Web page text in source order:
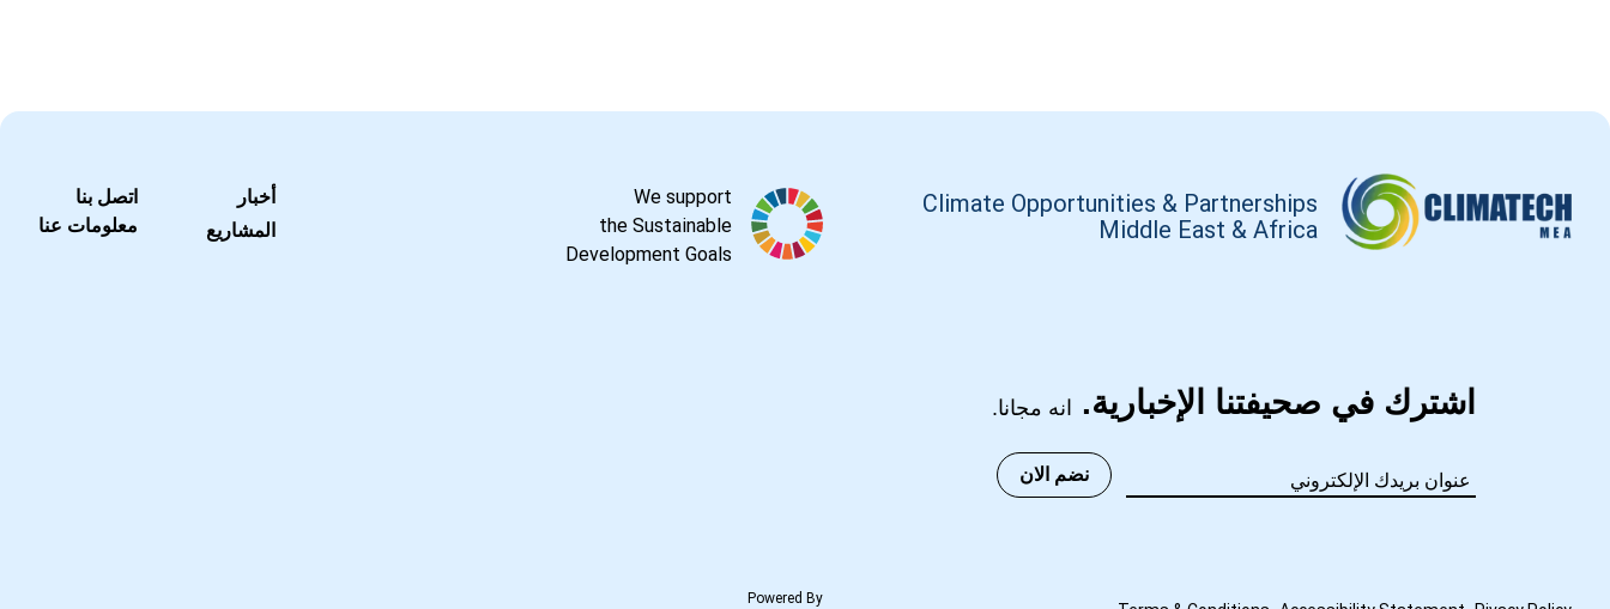
Climate Opportunities & Partnerships
Middle East & Africa
اشترك في صحيفتنا الإخبارية. انه مجانا.
نضم الان
We support
the Sustainable
Development Goals
Powered By
أخبار
المشاريع
اتصل بنا
معلومات عنا